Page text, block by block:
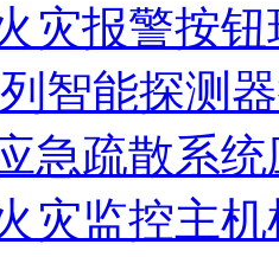
灾报警按钮
智能探测
急疏散系统
灾监控主